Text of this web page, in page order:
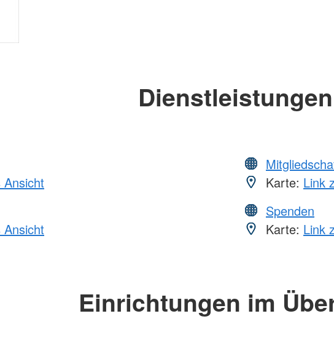
Dienstleistungen
Karte: Link
Spenden
Karte: Link
Einrichtungen im